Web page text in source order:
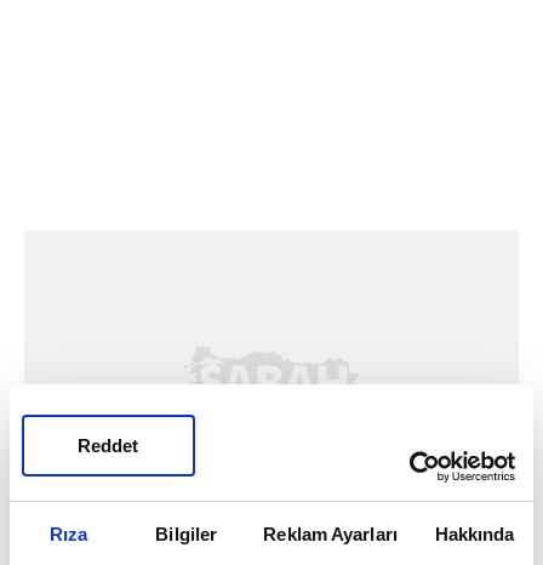
Rıza Bilgiler Reklam Ayarları Hakkında
Reddet